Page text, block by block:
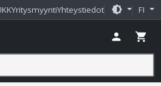
YritysmyyntiYhteystiedot brightness_medium FI
person shopping_cart